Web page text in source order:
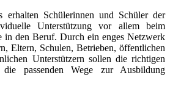
erhalten Schülerinnen und Schüler der
Unterstützung vor allem beim
in den Beruf. Durch ein enges Netzwerk
Eltern, Schulen, Betrieben, öffentlichen
Unterstützern sollen die richtigen
die passenden Wege zur Ausbildung